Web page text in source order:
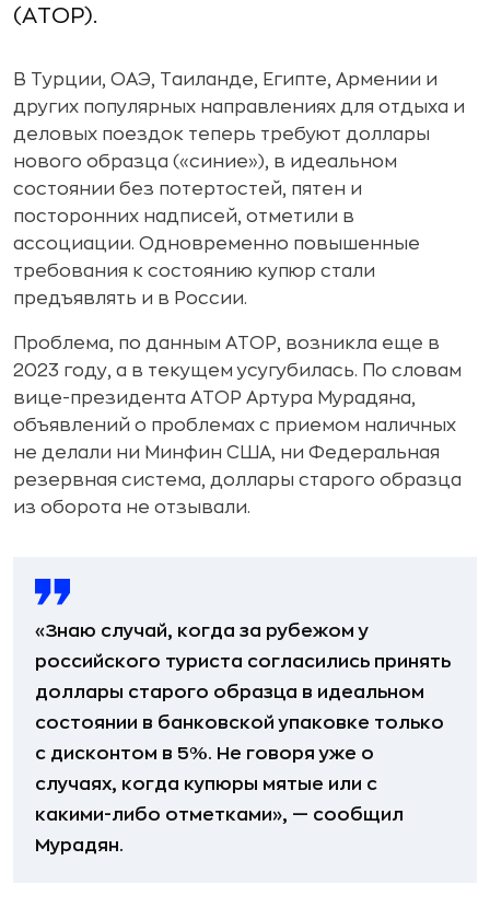
(АТОР).
В Турции, ОАЭ, Таиланде, Египте, Армении и
других популярных направлениях для отдыха и
деловых поездок теперь требуют доллары
нового образца («синие»), в идеальном
состоянии без потертостей, пятен и
посторонних надписей, отметили в
ассоциации. Одновременно повышенные
требования к состоянию купюр стали
предъявлять и в России.
Проблема, по данным АТОР, возникла еще в
2023 году, а в текущем усугубилась. По словам
вице-президента АТОР Артура Мурадяна,
объявлений о проблемах с приемом наличных
не делали ни Минфин США, ни Федеральная
резервная система, доллары старого образца
из оборота не отзывали.
«Знаю случай, когда за рубежом у
российского туриста согласились принять
доллары старого образца в идеальном
состоянии в банковской упаковке только
с дисконтом в 5%. Не говоря уже о
случаях, когда купюры мятые или с
какими-либо отметками», — сообщил
Мурадян.